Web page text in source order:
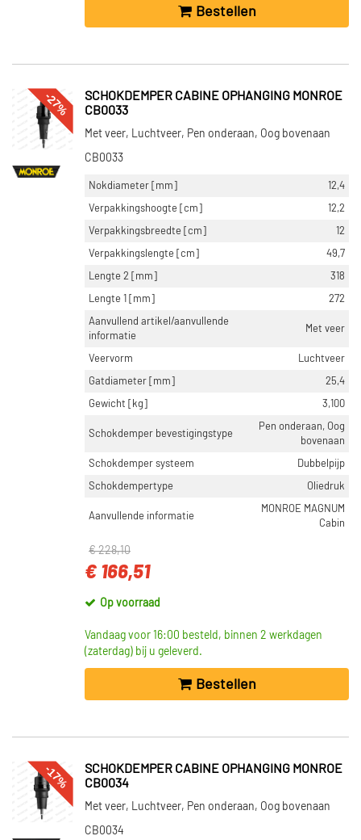
Bestellen
-27%
SCHOKDEMPER CABINE OPHANGING MONROE
CB0033
Met veer, Luchtveer, Pen onderaan, Oog bovenaan
CB0033
Nokdiameter [mm]
12,4
Verpakkingshoogte [cm]
12,2
Verpakkingsbreedte [cm]
12
Verpakkingslengte [cm]
49,7
Lengte 2 [mm]
318
Lengte 1 [mm]
272
Aanvullend artikel/aanvullende
informatie
Met veer
Veervorm
Luchtveer
Gatdiameter [mm]
25,4
Gewicht [kg]
3,100
Schokdemper bevestigingstype
Pen onderaan, Oog
bovenaan
Schokdemper systeem
Dubbelpijp
Schokdempertype
Oliedruk
Aanvullende informatie
MONROE MAGNUM
Cabin
€ 228,10
€ 166,51
Op voorraad
Vandaag voor 16:00 besteld, binnen 2 werkdagen
(zaterdag) bij u geleverd.
Bestellen
-17%
SCHOKDEMPER CABINE OPHANGING MONROE
CB0034
Met veer, Luchtveer, Pen onderaan, Oog bovenaan
CB0034